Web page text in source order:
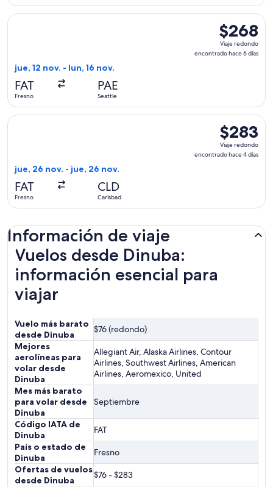
$268
Viaje
redondo,
días
$268
Viaje redondo
encontrado hace 6 días
jue, 12 nov. - lun, 16 nov.
FAT
Fresno
PAE
Seattle
Seleccionar vuelo de Alaska Airlines, con salida el jue, 12
$283
Viaje
redondo,
días
$283
Viaje redondo
encontrado hace 4 días
jue, 26 nov. - jue, 26 nov.
FAT
Fresno
CLD
Carlsbad
Seleccionar vuelo de American Airlines, con salida el jue,
Información de viaje
Vuelos desde Dinuba:
información esencial para
viajar
Vuelo más barato
desde Dinuba
$76 (redondo)
Mejores
aerolíneas para
volar desde
Dinuba
Allegiant Air, Alaska Airlines, Contour
Airlines, Southwest Airlines, American
Airlines, Aeromexico, United
Mes más barato
para volar desde
Dinuba
Septiembre
Código IATA de
Dinuba
FAT
País o estado de
Dinuba
Fresno
Ofertas de vuelos
desde Dinuba
$76 - $283